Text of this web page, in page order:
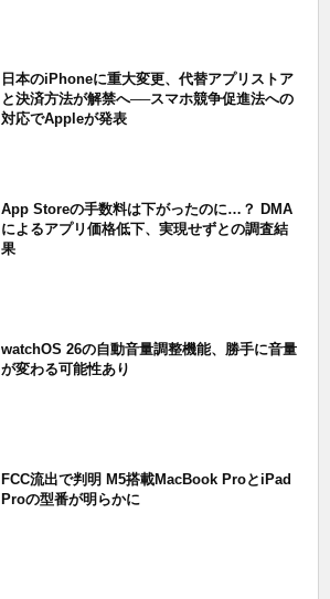
日本のiPhoneに重大変更、代替アプリストア
と決済方法が解禁へ──スマホ競争促進法への
対応でAppleが発表
App Storeの手数料は下がったのに…？ DMA
によるアプリ価格低下、実現せずとの調査結
果
watchOS 26の自動音量調整機能、勝手に音量
が変わる可能性あり
FCC流出で判明 M5搭載MacBook ProとiPad
Proの型番が明らかに